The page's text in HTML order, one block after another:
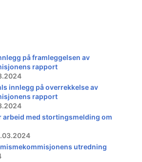
på framleggelsen av
rapport
innlegg på overrekkelse av
rapport
arbeid med stortingsmelding om
utredning